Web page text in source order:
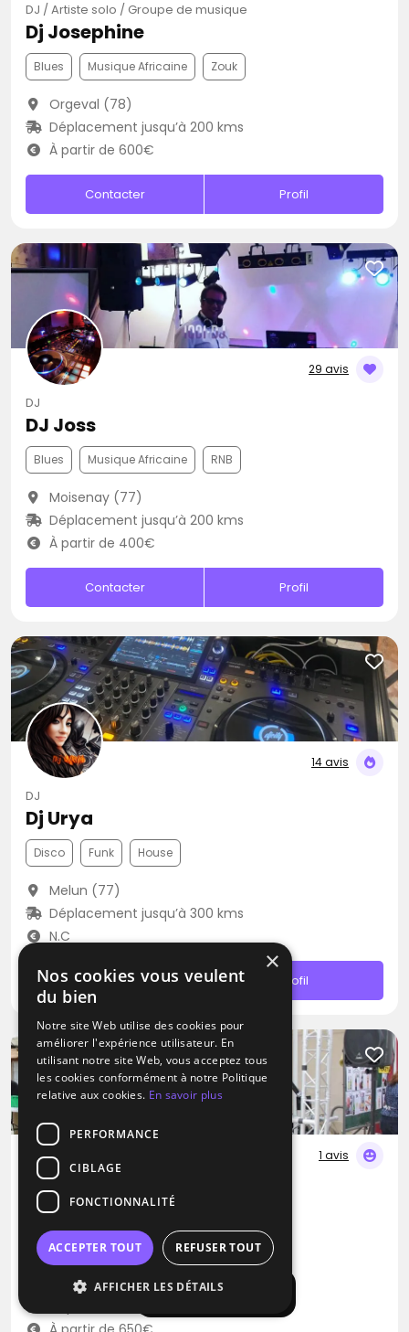
Afficher la carte
DJ / Artiste solo / Groupe de musique
Dj Josephine
Blues Musique Africaine Zouk
Orgeval (78)
Déplacement jusqu’à 200 kms
À partir de 600€
Contacter Profil
29 avis
DJ
DJ Joss
Blues Musique Africaine RNB
Moisenay (77)
Déplacement jusqu’à 200 kms
À partir de 400€
Contacter Profil
14 avis
DJ
Dj Urya
Disco Funk House
Melun (77)
Déplacement jusqu’à 300 kms
N.C
Contacter Profil
1 avis
DJ
ProDJ Show
Blues Zouk Variété Internationale
Fontenay-lès-Briis (91)
×
Nos cookies vous veulent
du bien
Notre site Web utilise des cookies pour
améliorer l'expérience utilisateur. En
utilisant notre site Web, vous acceptez tous
les cookies conformément à notre Politique
relative aux cookies. En savoir plus
PERFORMANCE
CIBLAGE
FONCTIONNALITÉ
ACCEPTER TOUT REFUSER TOUT
AFFICHER LES DÉTAILS